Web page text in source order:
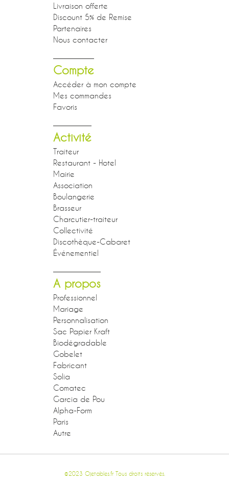
Livraison offerte
Discount 5% de Remise
Partenaires
Nous contacter
Compte
Accéder à mon compte
Mes commandes
Favoris
Activité
Traiteur
Restaurant - Hotel
Mairie
Association
Boulangerie
Brasseur
Charcutier-traiteur
Collectivité
Discothèque-Cabaret
Événementiel
A propos
Professionnel
Mariage
Personnalisation
Sac Papier Kraft
Biodégradable
Gobelet
Fabricant
Solia
Comatec
Garcia de Pou
Alpha-Form
Paris
Autre
©2023 Ojetables.fr Tous droits réservés.